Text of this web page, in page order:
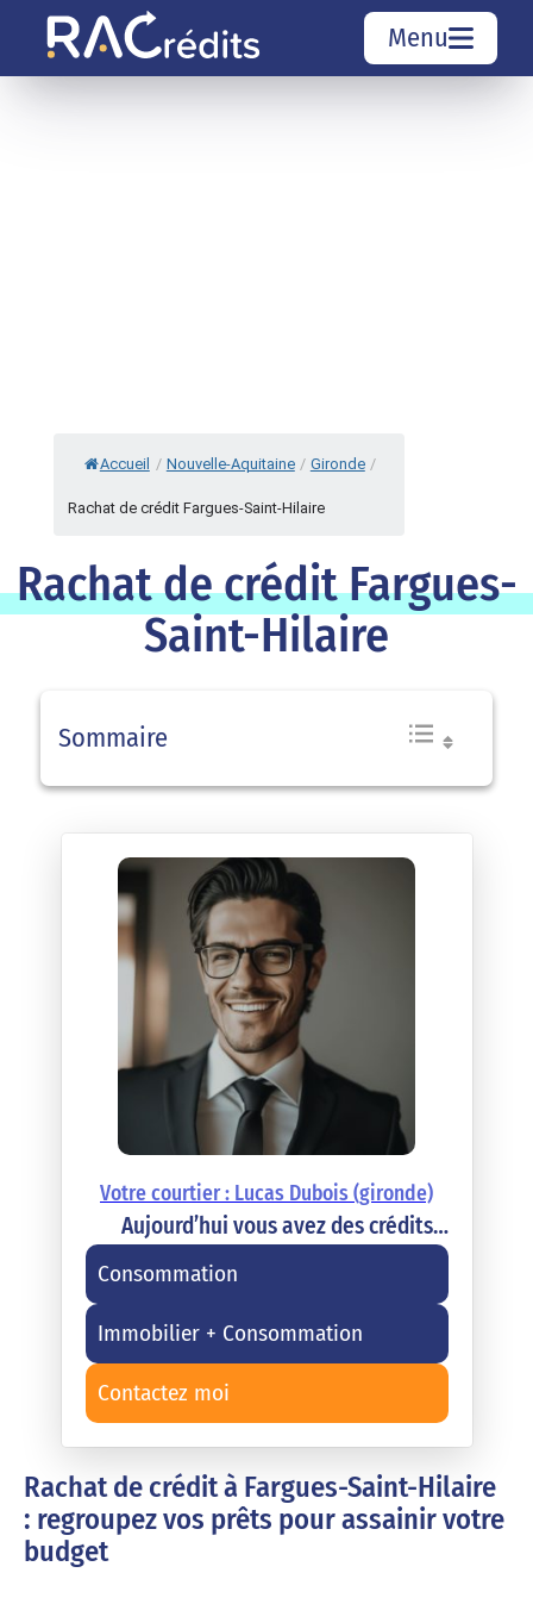
Menu
Accueil / Nouvelle-Aquitaine / Gironde /
Rachat de crédit Fargues-Saint-Hilaire
Rachat de crédit Fargues-
Saint-Hilaire
Sommaire
Votre courtier : Lucas Dubois (gironde)
Aujourd’hui vous avez des crédits…
Consommation
Immobilier + Consommation
Contactez moi
Rachat de crédit à Fargues-Saint-Hilaire
: regroupez vos prêts pour assainir votre
budget